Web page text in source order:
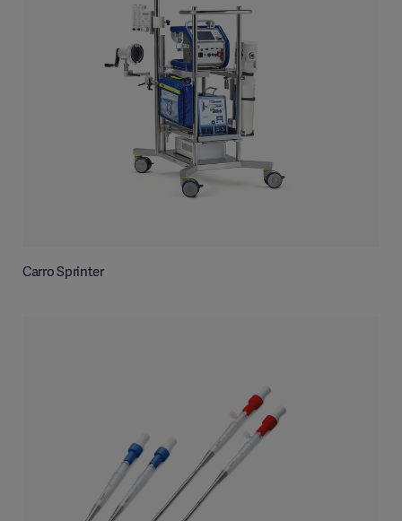
Carro Sprinter